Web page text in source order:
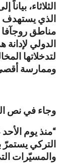
الثلاثاء،
الذي يستهدف
مناطق
الدولي
لتدخلاتها
وممارسة
وجاء في نص
التركي يستمرّ
والمسيّرات